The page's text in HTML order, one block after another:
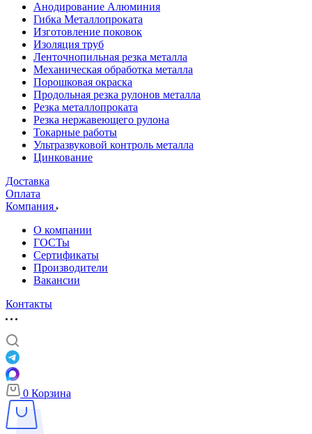
Анодирование Алюминия
Гибка Металлопроката
Изготовление поковок
Изоляция труб
Ленточнопильная резка металла
Механическая обработка металла
Порошковая окраска
Продольная резка рулонов металла
Резка металлопроката
Резка нержавеющего рулона
Токарные работы
Ультразвуковой контроль металла
Цинкование
Доставка
Оплата
Компания
О компании
ГОСТы
Сертификаты
Производители
Вакансии
Контакты
0 Корзина